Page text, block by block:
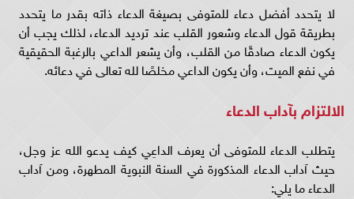
لا يتحدد أفضل دعاء للمتوفى بصيغة الدعاء ذاته بقدر ما يتحدد
بطريقة قول الدعاء وشعور القلب عند ترديد الدعاء، لذلك يجب أن
يكون الدعاء صادقًا من القلب، وأن يشعر الداعي بالرغبة الحقيقية
في نفع الميت، وأن يكون الداعي مخلصًا لله تعالى في دعائه.
الالتزام بآداب الدعاء
يتطلب الدعاء للمتوفى أن يعرف الداعِي كيف يدعو الله عز وجل،
حيث آداب الدعاء المذكورة في السنة النبوية المطهرة، ومن آداب
الدعاء ما يلي: